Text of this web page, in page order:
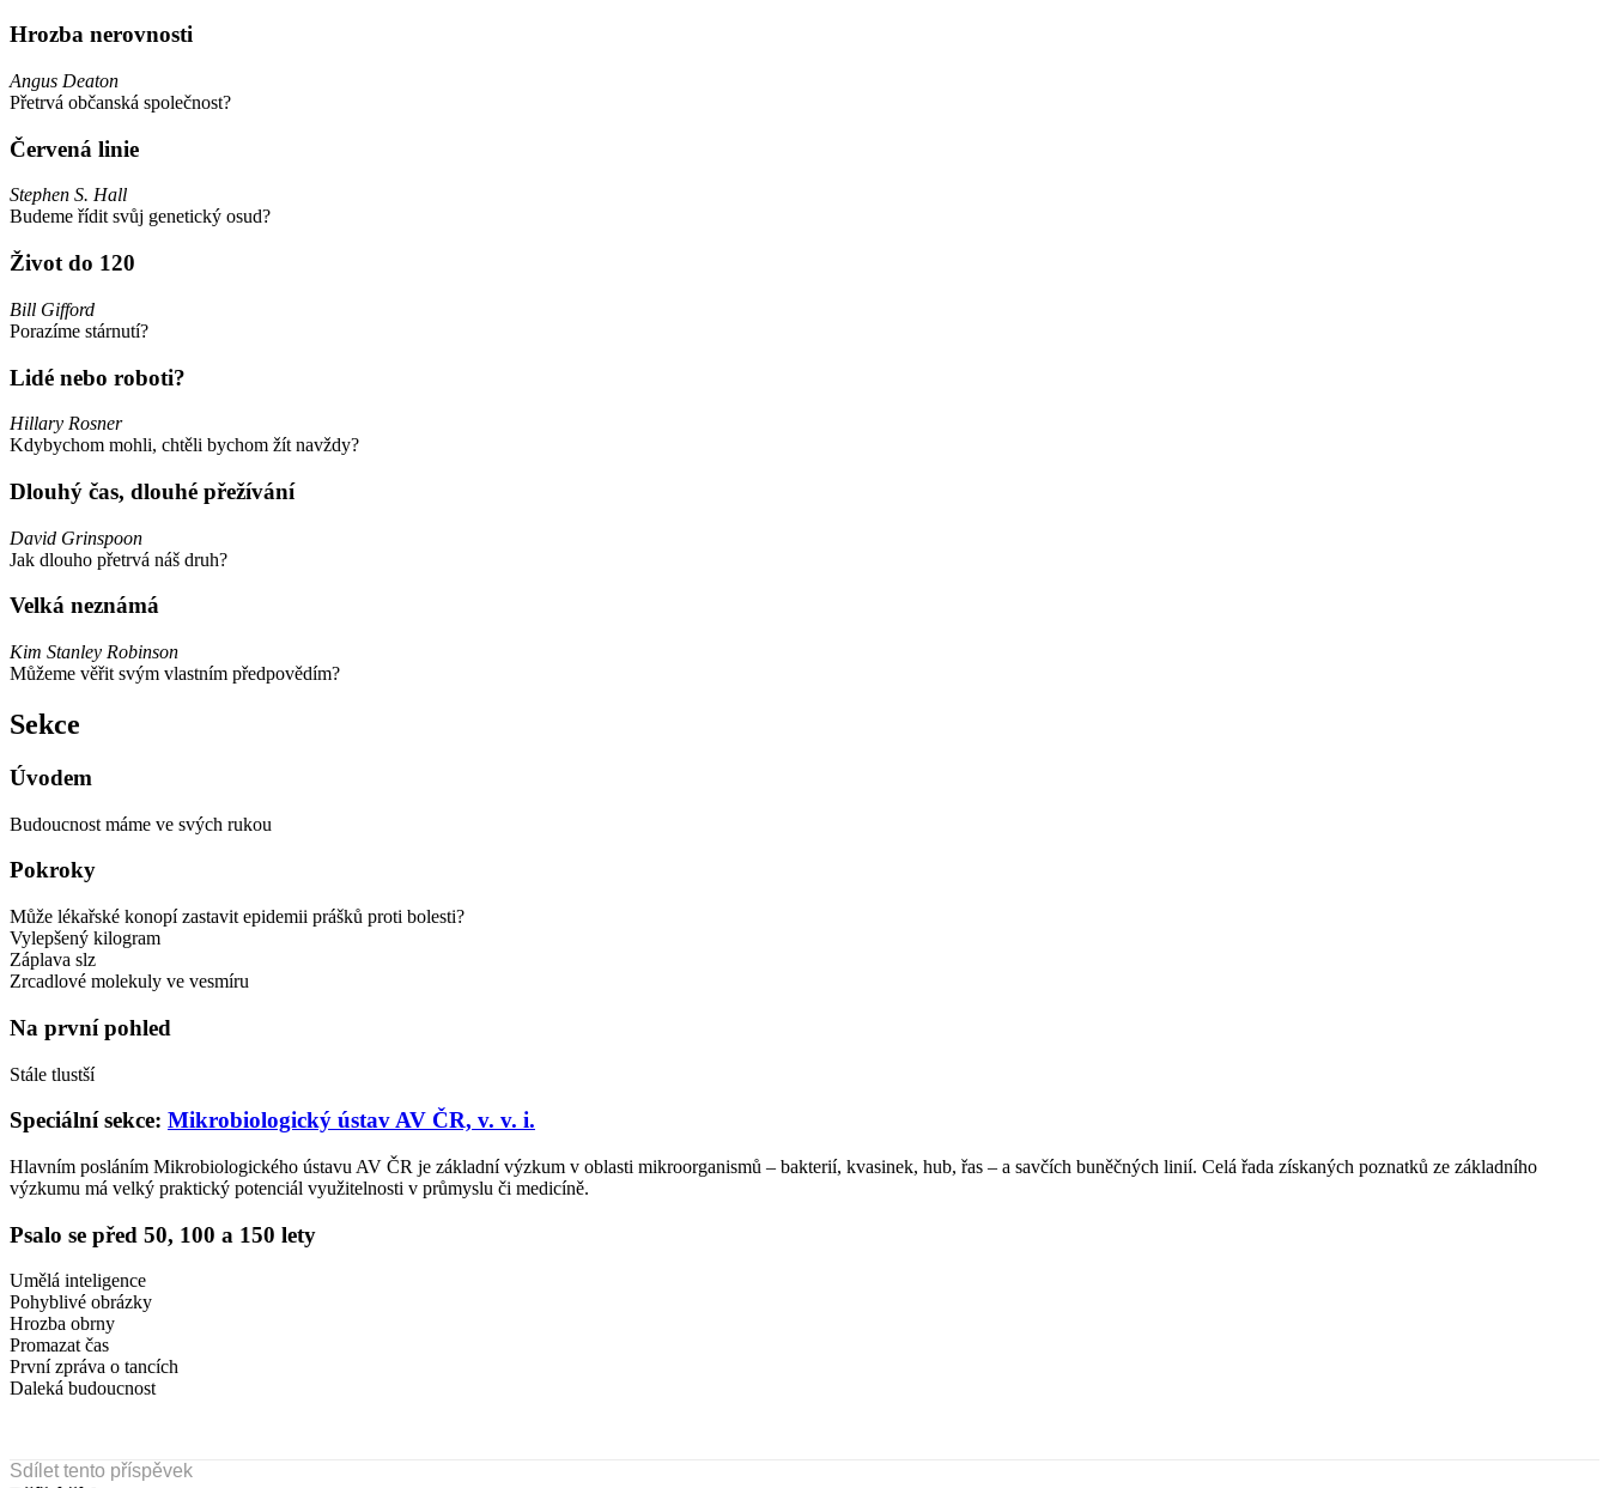
Hrozba nerovnosti
Angus Deaton
Přetrvá občanská společnost?
Červená linie
Stephen S. Hall
Budeme řídit svůj genetický osud?
Život do 120
Bill Gifford
Porazíme stárnutí?
Lidé nebo roboti?
Hillary Rosner
Kdybychom mohli, chtěli bychom žít navždy?
Dlouhý čas, dlouhé přežívání
David Grinspoon
Jak dlouho přetrvá náš druh?
Velká neznámá
Kim Stanley Robinson
Můžeme věřit svým vlastním předpovědím?
Sekce
Úvodem
Budoucnost máme ve svých rukou
Pokroky
Může lékařské konopí zastavit epidemii prášků proti bolesti?
Vylepšený kilogram
Záplava slz
Zrcadlové molekuly ve vesmíru
Na první pohled
Stále tlustší
Speciální sekce: Mikrobiologický ústav AV ČR, v. v. i.
Hlavním posláním Mikrobiologického ústavu AV ČR je základní výzkum v oblasti mikroorganismů – bakterií, kvasinek, hub, řas – a savčích buněčných linií. Celá řada získaných poznatků ze základního
výzkumu má velký praktický potenciál využitelnosti v průmyslu či medicíně.
Psalo se před 50, 100 a 150 lety
Umělá inteligence
Pohyblivé obrázky
Hrozba obrny
Promazat čas
První zpráva o tancích
Daleká budoucnost
Sdílet tento příspěvek